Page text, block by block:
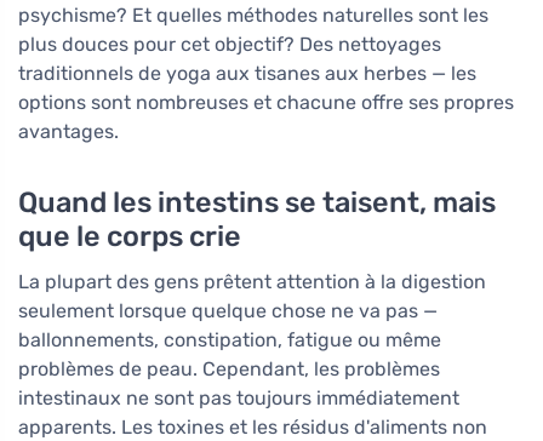
psychisme? Et quelles méthodes naturelles sont les
plus douces pour cet objectif? Des nettoyages
traditionnels de yoga aux tisanes aux herbes — les
options sont nombreuses et chacune offre ses propres
avantages.
Quand les intestins se taisent, mais
que le corps crie
La plupart des gens prêtent attention à la digestion
seulement lorsque quelque chose ne va pas —
ballonnements, constipation, fatigue ou même
problèmes de peau. Cependant, les problèmes
intestinaux ne sont pas toujours immédiatement
apparents. Les toxines et les résidus d'aliments non